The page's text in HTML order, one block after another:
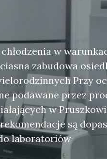
w
zabudowa
Przy
podawane przez
w
są
laboratoriów